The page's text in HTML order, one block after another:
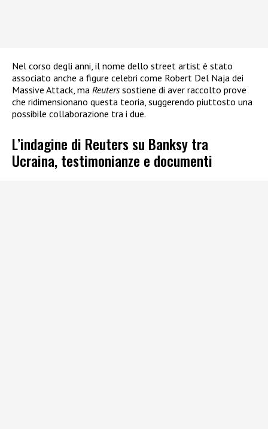
Nel corso degli anni, il nome dello street artist è stato
associato anche a figure celebri come Robert Del Naja dei
Massive Attack, ma Reuterssostiene di aver raccolto prove
che ridimensionano questa teoria, suggerendo piuttosto una
possibile collaborazione tra i due.
L’indagine di Reuters su Banksy tra
Ucraina, testimonianze e documenti